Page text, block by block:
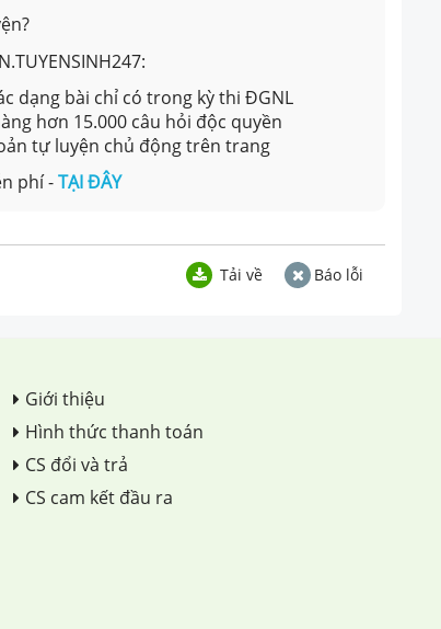
dạng bài chỉ có trong kỳ thi ĐGNL
hơn 15.000 câu hỏi độc quyền
tự luyện chủ động trên trang
phí -TẠI ĐÂY
Tải về Báo lỗi
Giới thiệu
Hình thức thanh toán
CS đổi và trả
CS cam kết đầu ra